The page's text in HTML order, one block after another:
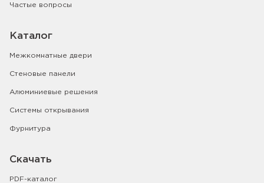
Частые вопросы
Каталог
Межкомнатные двери
Стеновые панели
Алюминиевые решения
Системы открывания
Фурнитура
Скачать
PDF-каталог